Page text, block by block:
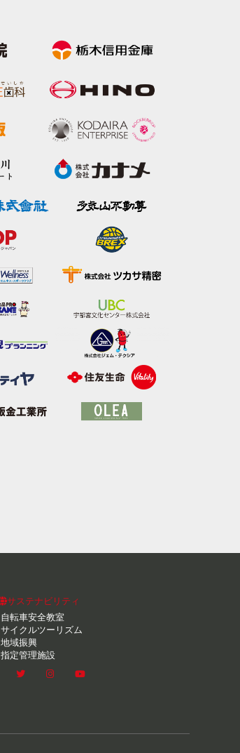
サステナビリティ
自転車安全教室
サイクルツーリズム
地域振興
指定管理施設